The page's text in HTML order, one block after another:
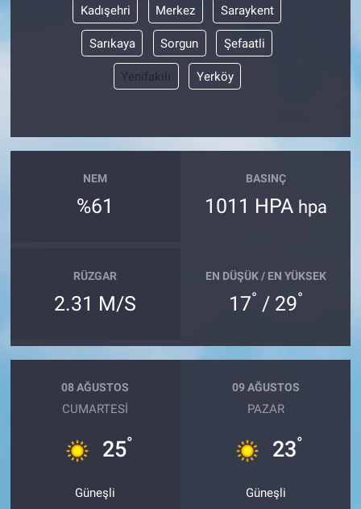
Kadışehri Merkez Saraykent
Sarıkaya Sorgun Şefaatli
Yenifakılı Yerköy
NEM
%61
BASINÇ
1011 HPA hpa
RÜZGAR
2.31 M/S
EN DÜŞÜK / EN YÜKSEK
17° / 29°
08 AĞUSTOS
CUMARTESI
25°
Güneşli
09 AĞUSTOS
PAZAR
23°
Güneşli